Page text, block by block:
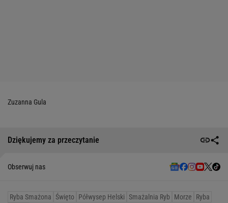
Zuzanna Gula
Dziękujemy za przeczytanie
Obserwuj nas
Ryba Smażona Święto Półwysep Helski Smażalnia Ryb Morze
Ryba